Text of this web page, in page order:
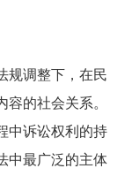
规调整下，在民
的社会关系。
中诉讼权利的持
中最广泛的主体